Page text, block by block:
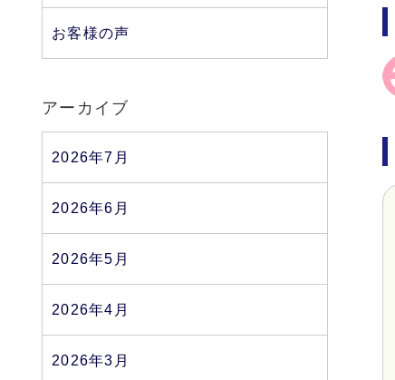
お客様の声
アーカイブ
2026年7月
2026年6月
2026年5月
2026年4月
2026年3月